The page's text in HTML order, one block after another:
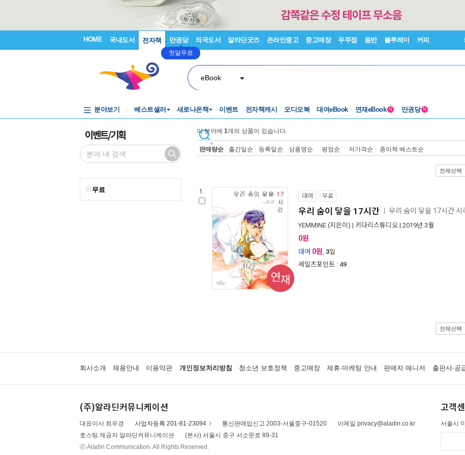
HOME 국내도서 전자책 만권당
첫달무료
외국도서 알라딘굿즈 온라인중고 중고매장 우주점 음반 블루레이 커피
eBook
분야보기 베스트셀러 새로나온책 이벤트 전자책캐시 오디오북 대여eBook 연재eBook N 만권당 N
이벤트/기획
무료
이 분야에 1개의 상품이 있습니다.
판매량순 출간일순 등록일순 상품명순 평점순 저가격순 종이책 베스트순
전체선택
1.
대여 무료
우리 숨이 닿을 17시간 우리 숨이 닿을 17시간 시
YEMMINE (지은이) | 키다리스튜디오 | 2019년 3월
0원
대여 0원, 3일
세일즈포인트 : 49
전체선택
회사소개 채용안내 이용약관 개인정보처리방침 청소년 보호정책 중고매장 제휴·마케팅 안내 판매자 매니저 출판사·공
(주)알라딘커뮤니케이션
대표이사 최우경 사업자등록 201-81-23094 통신판매업신고 2003-서울중구-01520
이메일 privacy@aladin.co.kr
호스팅 제공자 알라딘커뮤니케이션
(본사) 서울시 중구 서소문로 89-31
ⓒ Aladin Communication. All Rights Reserved.
고객
서울시